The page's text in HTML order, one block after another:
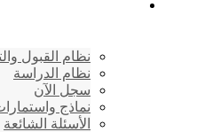
نظام القبول
نظام الدراسة
سجل الآن
نماذج
الأسئلة الشائعة